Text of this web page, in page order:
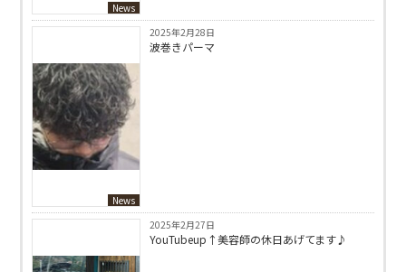
News
News
2025年2月28日
波巻きパーマ
2025年2月27日
YouTubeup↑美容師の休日あげてます♪